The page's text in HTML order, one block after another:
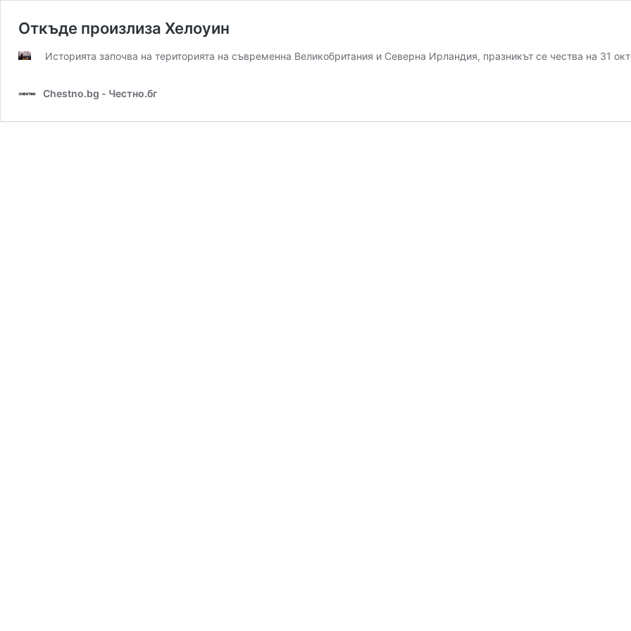
Откъде произлиза Хелоуин
Историята започва на територията на съвременна Великобритания и Северна Ирландия, празникът се чества на 31
Chestno.bg - Честно.бг